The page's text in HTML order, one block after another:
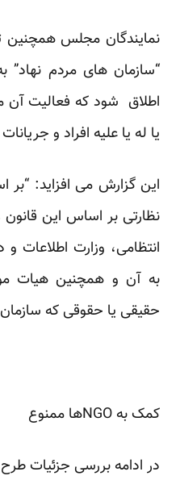
نمایندگان مجلس
“سازمان های مردم
اطلاق شود که فعالیت آن
یا له یا علیه افراد و
این گزارش می افزاید:
نظارتی بر اساس این قانون
انتظامی، وزارت
به آن و همچنین
حقیقی یا حقوقی که
کمک به NGO​ها ممنوع
در ادامه بررسی جزئیات